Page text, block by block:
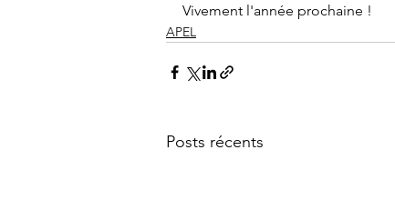
Vivement l'année prochaine !
APEL
Posts récents